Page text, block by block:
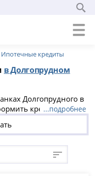
Ипотечные кредиты
в Долгопрудном
Долгопрудного в
кредит без
30 лет по ставке от
и подайте
банка.
...подробнее